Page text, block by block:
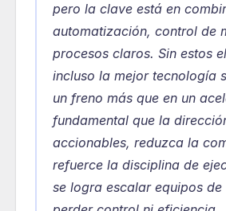
pero la clave está en
automatización, control de
procesos claros. Sin estos
incluso la mejor tecnología
un freno más que en un
fundamental que la
accionables, reduzca la
refuerce la disciplina de
se logra escalar equipos de